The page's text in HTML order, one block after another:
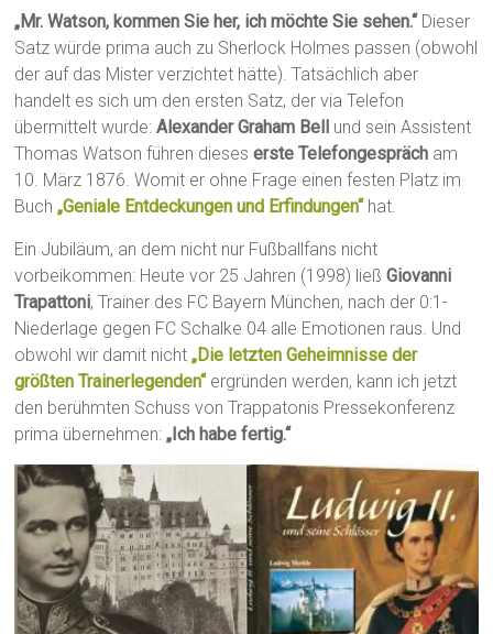
„Mr. Watson, kommen Sie her, ich möchte Sie sehen.“Dieser
Satz würde prima auch zu Sherlock Holmes passen (obwohl
der auf das Mister verzichtet hätte). Tatsächlich aber
handelt es sich um den ersten Satz, der via Telefon
übermittelt wurde:Alexander Graham Bell und sein Assistent
Thomas Watson führen dieseserste Telefongespräch am
10. März 1876. Womit er ohne Frage einen festen Platz im
Buch„Geniale Entdeckungen und Erfindungen“hat.
Ein Jubiläum, an dem nicht nur Fußballfans nicht
vorbeikommen: Heute vor 25 Jahren (1998) ließGiovanni
Trapattoni, Trainer des FC Bayern München, nach der 0:1-
Niederlage gegen FC Schalke 04 alle Emotionen raus. Und
obwohl wir damit nicht„Die letzten Geheimnisse der
größten Trainerlegenden“ergründen werden, kann ich jetzt
den berühmten Schuss von Trappatonis Pressekonferenz
prima übernehmen:„Ich habe fertig.“